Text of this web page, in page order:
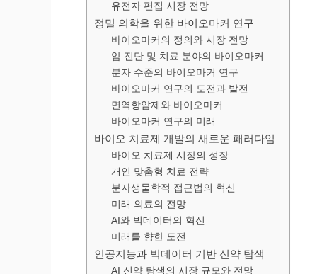
유전자 편집 시장 전망
정밀 의학을 위한 바이오마커 연구
바이오마커의 정의와 시장 전망
암 진단 및 치료 분야의 바이오마커
분자 수준의 바이오마커 연구
바이오마커 연구의 도전과 발전
면역항암제와 바이오마커
바이오마커 연구의 미래
바이오 치료제 개발의 새로운 패러다임
바이오 치료제 시장의 성장
개인 맞춤형 치료 전략
분자생물학적 접근법의 혁신
미래 의료의 전망
AI와 빅데이터의 혁신
미래를 향한 도전
인공지능과 빅데이터 기반 신약 탐색
AI 신약 탐색의 시장 규모와 전망